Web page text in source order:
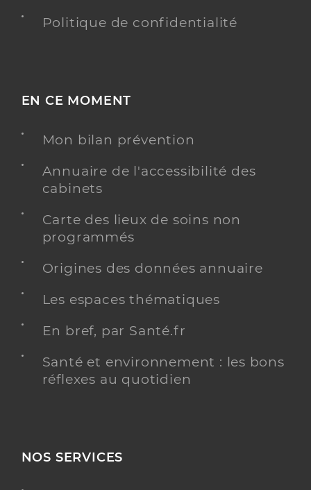
Politique de confidentialité
EN CE MOMENT
Mon bilan prévention
Annuaire de l'accessibilité des
cabinets
Carte des lieux de soins non
programmés
Origines des données annuaire
Les espaces thématiques
En bref, par Santé.fr
Santé et environnement : les bons
réflexes au quotidien
NOS SERVICES